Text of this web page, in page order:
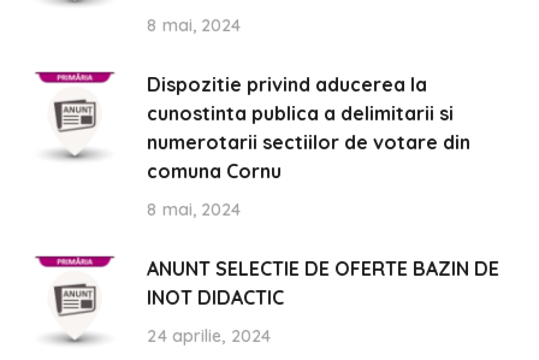
8 mai, 2024
Dispozitie privind aducerea la
cunostinta publica a delimitarii si
numerotarii sectiilor de votare din
comuna Cornu
8 mai, 2024
ANUNT SELECTIE DE OFERTE BAZIN DE
INOT DIDACTIC
24 aprilie, 2024